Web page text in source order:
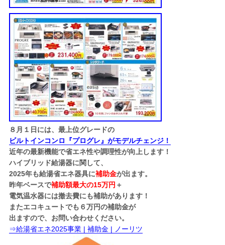
８月１日には、最上位グレードの
ビルトインコンロ『プログレ』がモデルチェンジ！
近年の最新機能で省エネ性や調理性が向上します！
ハイブリッド給湯器に関して、
2025年も給湯省エネ器具に補助金が出ます。
昨年ベースで補助額最大の15万円 ＋
電気温水器には撤去費にも補助があります！
またエコキュートでも６万円の補助金が
出ますので、お問い合わせください。
⇒給湯省エネ2025事業 | 補助金 | ノーリツ